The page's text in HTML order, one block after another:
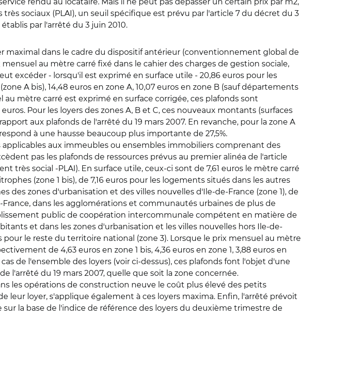
sociaux (PLAI), un seuil spécifique est prévu par l'article 7 du décret du 3
par l'arrêté du 3 juin 2010.
maximal dans le cadre du dispositif antérieur (conventionnement global de
au mètre carré fixé dans le cahier des charges de gestion sociale,
excéder - lorsqu'il est exprimé en surface utile - 20,86 euros pour les
A bis), 14,48 euros en zone A, 10,07 euros en zone B (sauf départements
mètre carré est exprimé en surface corrigée, ces plafonds sont
Pour les loyers des zones A, B et C, ces nouveaux montants (surfaces
aux plafonds de l'arrêté du 19 mars 2007. En revanche, pour la zone A
à une hausse beaucoup plus importante de 27,5%.
aux immeubles ou ensembles immobiliers comprenant des
pas les plafonds de ressources prévus au premier alinéa de l'article
très social -PLAI). En surface utile, ceux-ci sont de 7,61 euros le mètre carré
(zone 1 bis), de 7,16 euros pour les logements situés dans les autres
des zones d'urbanisation et des villes nouvelles d'Ile-de-France (zone 1), de
dans les agglomérations et communautés urbaines de plus de
public de coopération intercommunale compétent en matière de
et dans les zones d'urbanisation et les villes nouvelles hors Ile-de-
pour le reste du territoire national (zone 3). Lorsque le prix mensuel au mètre
de 4,63 euros en zone 1 bis, 4,36 euros en zone 1, 3,88 euros en
de l'ensemble des loyers (voir ci-dessus), ces plafonds font l'objet d'une
l'arrêté du 19 mars 2007, quelle que soit la zone concernée.
les opérations de construction neuve le coût plus élevé des petits
loyer, s'applique également à ces loyers maxima. Enfin, l'arrêté prévoit
la base de l'indice de référence des loyers du deuxième trimestre de